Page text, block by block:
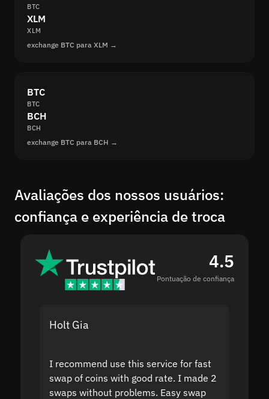
BTC
XLM
XLM
exchange BTC para XLM →
BTC
BTC
BCH
BCH
exchange BTC para BCH →
Avaliações dos nossos usuários:
confiança e experiência de troca
4.5
Pontuação de confiança
Holt Gia
I recommend use this service for fast
swap of coins with good rate. I made 2
swaps without problems. Easy swap